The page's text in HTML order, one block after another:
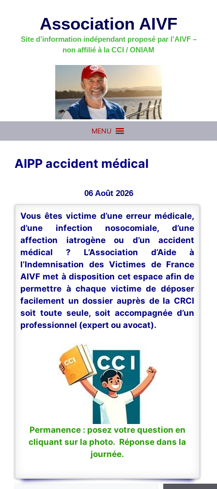
Association AIVF
Site d’information indépendant proposé par l’AIVF –
non affilié à la CCI / ONIAM
MENU
AIPP accident médical
06 Août 2026
Vous êtes victime d’une erreur médicale,
d’une infection nosocomiale, d’une
affection iatrogène ou d’un accident
médical ? L’Association d’Aide à
l’Indemnisation des Victimes de France
AIVF met à disposition cet espace afin de
permettre à chaque victime de déposer
facilement un dossier auprès de la CRCI
soit toute seule, soit accompagnée d’un
professionnel (expert ou avocat).
Permanence : posez votre question en
cliquant sur la photo. Réponse dans la
journée.